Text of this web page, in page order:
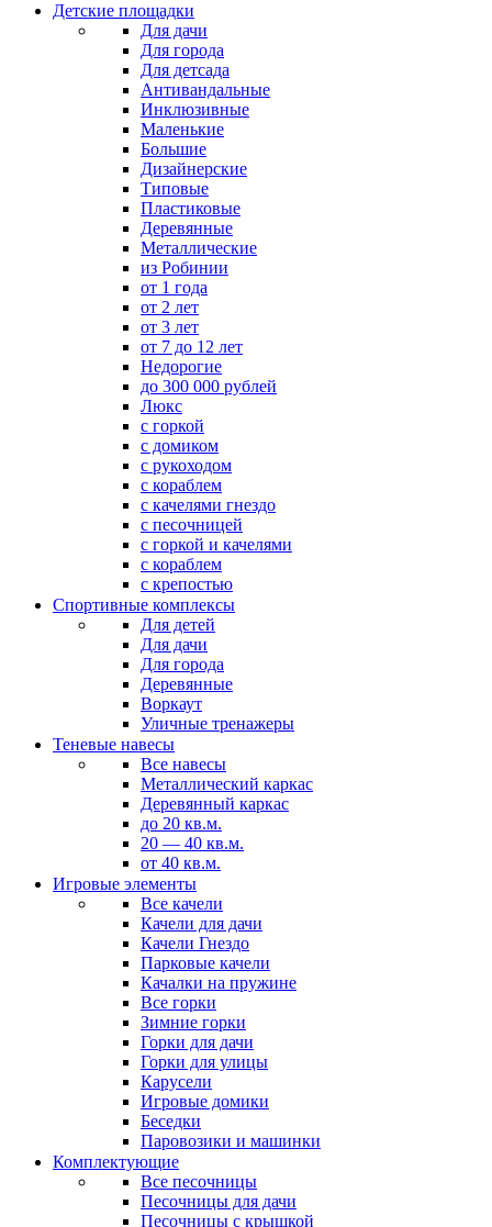
Детские площадки
Для дачи
Для города
Для детсада
Антивандальные
Инклюзивные
Маленькие
Большие
Дизайнерские
Типовые
Пластиковые
Деревянные
Металлические
из Робинии
от 1 года
от 2 лет
от 3 лет
от 7 до 12 лет
Недорогие
до 300 000 рублей
Люкс
с горкой
с домиком
с рукоходом
с кораблем
с качелями гнездо
с песочницей
с горкой и качелями
с кораблем
с крепостью
Спортивные комплексы
Для детей
Для дачи
Для города
Деревянные
Воркаут
Уличные тренажеры
Теневые навесы
Все навесы
Металлический каркас
Деревянный каркас
до 20 кв.м.
20 — 40 кв.м.
от 40 кв.м.
Игровые элементы
Все качели
Качели для дачи
Качели Гнездо
Парковые качели
Качалки на пружине
Все горки
Зимние горки
Горки для дачи
Горки для улицы
Карусели
Игровые домики
Беседки
Паровозики и машинки
Комплектующие
Все песочницы
Песочницы для дачи
Песочницы с крышкой